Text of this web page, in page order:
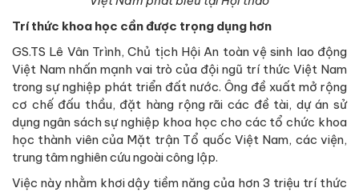
Trí thức khoa học cần được trọng dụng hơn
GS.TS Lê Vân Trình, Chủ tịch Hội An toàn vệ sinh lao động
Việt Nam nhấn mạnh vai trò của đội ngũ trí thức Việt Nam
trong sự nghiệp phát triển đất nước. Ông đề xuất mở rộng
cơ chế đấu thầu, đặt hàng rộng rãi các đề tài, dự án sử
dụng ngân sách sự nghiệp khoa học cho các tổ chức khoa
học thành viên của Mặt trận Tổ quốc Việt Nam, các viện,
trung tâm nghiên cứu ngoài công lập.
Việc này nhằm khơi dậy tiềm năng của hơn 3 triệu trí thức